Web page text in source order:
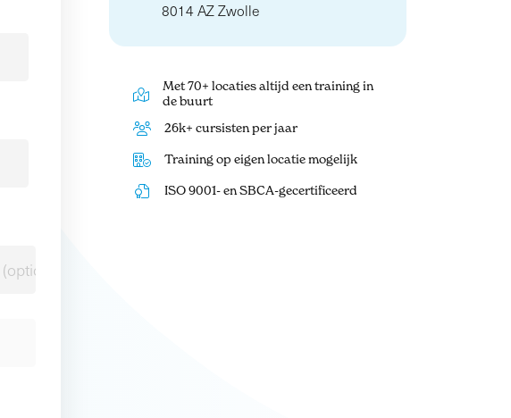
8014 AZ Zwolle
Met 70+ locaties altijd een training in
de buurt
26k+ cursisten per jaar
Training op eigen locatie mogelijk
ISO 9001- en SBCA-gecertificeerd